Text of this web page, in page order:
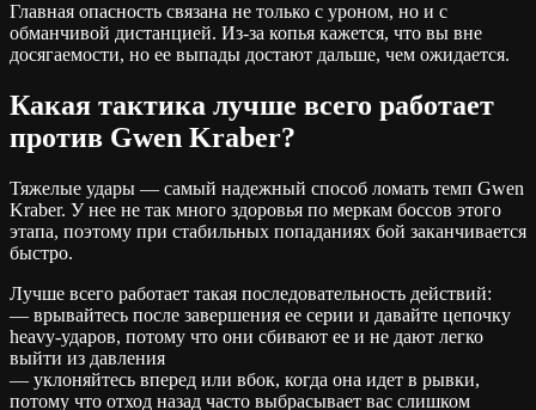
Главная опасность связана не только с уроном, но и с
обманчивой дистанцией. Из-за копья кажется, что вы вне
досягаемости, но ее выпады достают дальше, чем ожидается.
Какая тактика лучше всего работает
против Gwen Kraber?
Тяжелые удары — самый надежный способ ломать темп Gwen
Kraber. У нее не так много здоровья по меркам боссов этого
этапа, поэтому при стабильных попаданиях бой заканчивается
быстро.
Лучше всего работает такая последовательность действий:
— врывайтесь после завершения ее серии и давайте цепочку
heavy-ударов, потому что они сбивают ее и не дают легко
выйти из давления
— уклоняйтесь вперед или вбок, когда она идет в рывки,
потому что отход назад часто выбрасывает вас слишком